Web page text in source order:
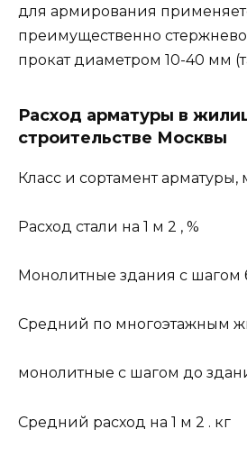
для армирования
преимущественно
прокат диаметром 10-40 мм
Расход арматуры в
строительстве Москвы
Класс и сортамент арматуры,
Расход стали на 1 м 2 , %
Монолитные здания с шагом
Средний по многоэтажным
монолитные с шагом до
Средний расход на 1 м 2 . кг